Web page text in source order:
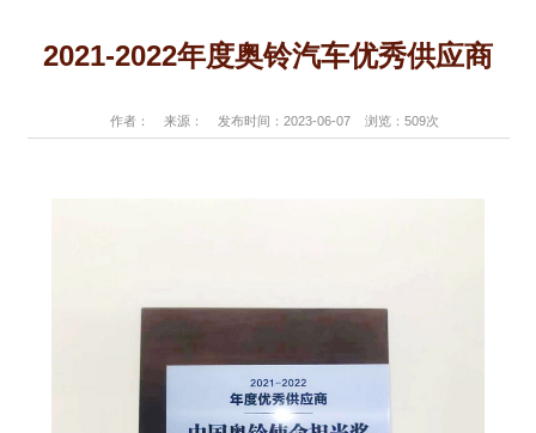
2021-2022年度奥铃汽车优秀供应商
作者： 来源： 发布时间：2023-06-07 浏览： 509次